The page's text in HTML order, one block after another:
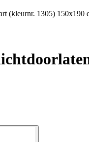
(kleurnr. 1305) 150x190